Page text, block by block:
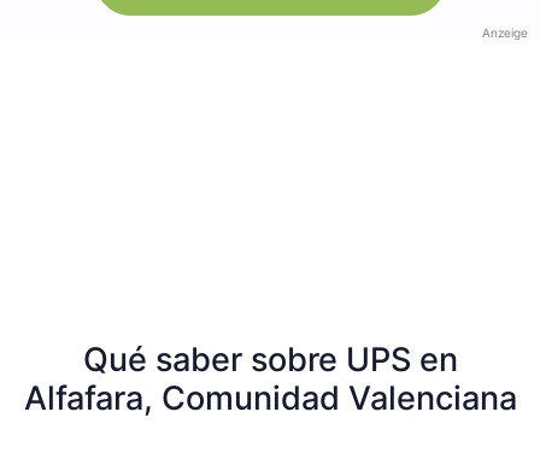
Anzeige
Qué saber sobre UPS en
Alfafara, Comunidad Valenciana